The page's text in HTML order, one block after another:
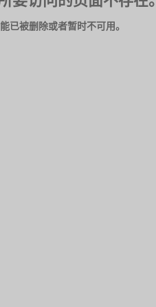
已被删除或者暂时不可用。